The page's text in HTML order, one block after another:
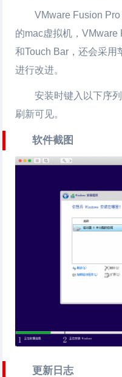
VMware Fusion Pro
的mac虚拟机，VMware
和Touch Bar，还会采用
进行改进。
安装时键入以下序
刷新可见。
软件截图
更新日志